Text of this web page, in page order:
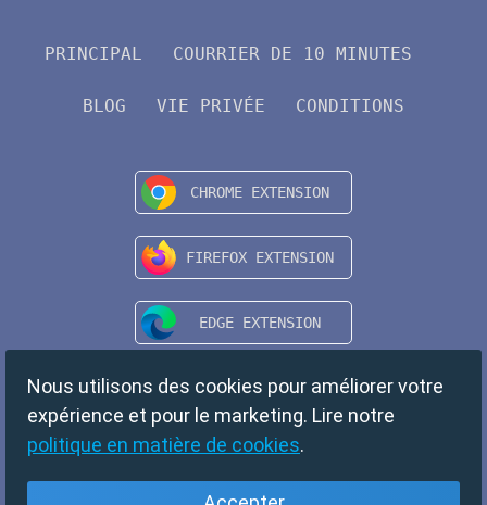
PRINCIPAL COURRIER DE 10 MINUTES
BLOG VIE PRIVÉE CONDITIONS
Nous utilisons des cookies pour améliorer votre
expérience et pour le marketing. Lire notre
politique en matière de cookies.